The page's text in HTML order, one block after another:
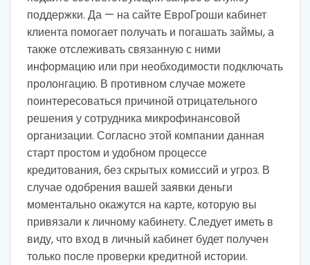
поддержки. Да — на сайте ЕвроГроши кабинет
клиента помогает получать и погашать займы, а
также отслеживать связанную с ними
информацию или при необходимости подключать
пролонгацию. В противном случае можете
поинтересоваться причиной отрицательного
решения у сотрудника микрофинансовой
организации. Согласно этой компании данная
старт простом и удобном процессе
кредитования, без скрытых комиссий и угроз. В
случае одобрения вашей заявки деньги
моментально окажутся на карте, которую вы
привязали к личному кабинету. Следует иметь в
виду, что вход в личный кабинет будет получен
только после проверки кредитной истории.